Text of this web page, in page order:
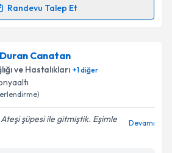
kabul ediyorum.
Randevu Talep Et
Talebi
Kanraiçin randevu takvimi talebi
uzmandan randevu almanız için bir
e-posta ile bilgilendireceğiz.
Canatan
ve Hastalıkları +1diğer
şüpesi ile gitmiştik. Eşimle
Devamı